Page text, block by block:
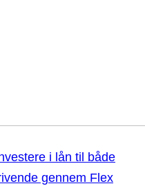
i lån til både
gennem Flex